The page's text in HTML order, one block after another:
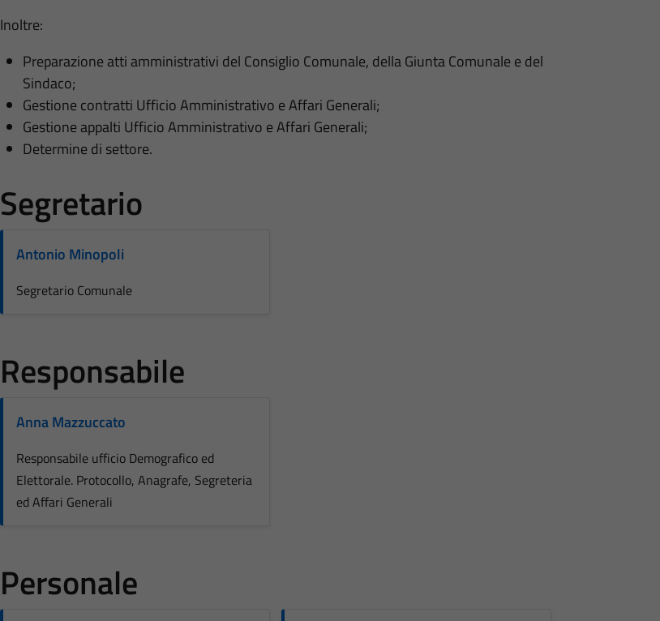
Inoltre:
Preparazione atti amministrativi del Consiglio Comunale, della Giunta Comunale e del
Sindaco;
Gestione contratti Ufficio Amministrativo e Affari Generali;
Gestione appalti Ufficio Amministrativo e Affari Generali;
Determine di settore.
Segretario
Antonio Minopoli
Segretario Comunale
Responsabile
Anna Mazzuccato
Responsabile ufficio Demografico ed
Elettorale. Protocollo, Anagrafe, Segreteria
ed Affari Generali
Personale